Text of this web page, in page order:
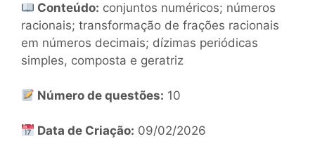
Conteúdo: conjuntos numéricos; números
racionais; transformação de frações racionais
em números decimais; dízimas periódicas
simples, composta e geratriz
Número de questões: 10
Data de Criação: 09/02/2026